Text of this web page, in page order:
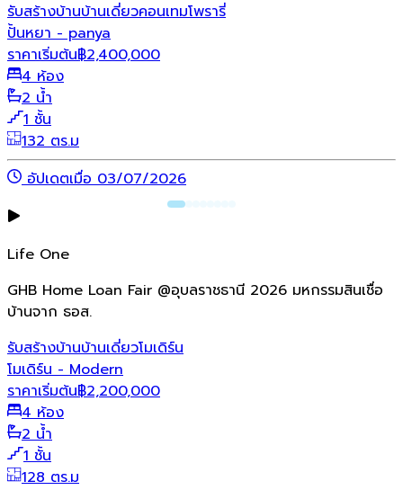
รับสร้างบ้านบ้านเดี่ยวคอนเทมโพรารี่
ปั้นหยา - panya
ราคาเริ่มต้น฿2,400,000
4 ห้อง
2 น้ำ
1 ชั้น
132 ตร.ม
อัปเดตเมื่อ 03/07/2026
Life One
GHB Home Loan Fair @อุบลราชธานี 2026 มหกรรมสินเชื่อ
บ้านจาก ธอส.
รับสร้างบ้านบ้านเดี่ยวโมเดิร์น
โมเดิร์น - Modern
ราคาเริ่มต้น฿2,200,000
4 ห้อง
2 น้ำ
1 ชั้น
128 ตร.ม